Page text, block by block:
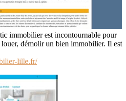
immobilier est incontournable pour
démolir un bien immobilier. Il est
lille.fr/